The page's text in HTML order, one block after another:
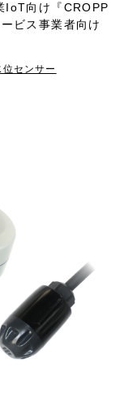
IoT向け『CROPP
ビス事業者向け
位センサー